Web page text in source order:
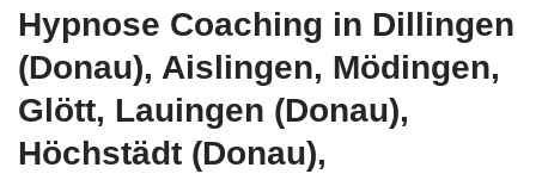
Hypnose Coaching in Dillingen
(Donau), Aislingen, Mödingen,
Glött, Lauingen (Donau),
Höchstädt (Donau),